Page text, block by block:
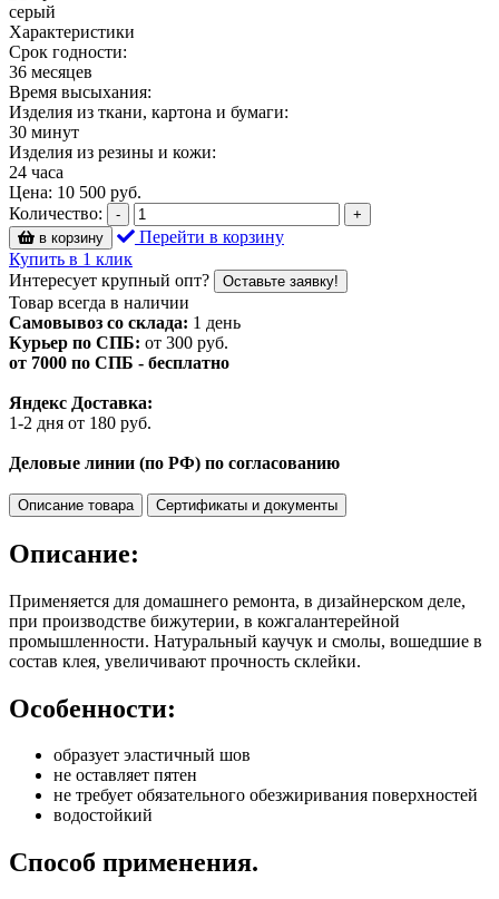
серый
Характеристики
Срок годности:
36 месяцев
Время высыхания:
Изделия из ткани, картона и бумаги:
30 минут
Изделия из резины и кожи:
24 часа
Цена: 10 500 руб.
Количество:
-
+
в корзину
Перейти в корзину
Купить в 1 клик
Интересует крупный опт?
Оставьте заявку!
Товар всегда в наличии
Самовывоз со склада: 1 день
Курьер по СПБ: от 300 руб.
от 7000 по СПБ - бесплатно
Яндекс Доставка:
1-2 дня от 180 руб.
Деловые линии (по РФ) по согласованию
Описание товара Сертификаты и документы
Описание:
Применяется для домашнего ремонта, в дизайнерском деле,
при производстве бижутерии, в кожгалантерейной
промышленности. Натуральный каучук и смолы, вошедшие в
состав клея, увеличивают прочность склейки.
Особенности:
образует эластичный шов
не оставляет пятен
не требует обязательного обезжиривания поверхностей
водостойкий
Способ применения.